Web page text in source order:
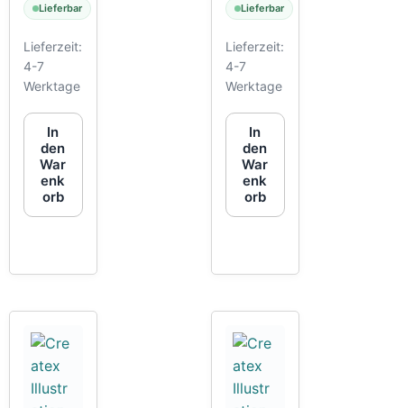
Lieferbar
Lieferzeit:
4-7
Werktage
In
den
War
enk
orb
Lieferbar
Lieferzeit:
4-7
Werktage
In
den
War
enk
orb